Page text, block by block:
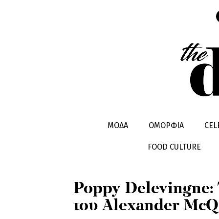
ΜΟΔΑ ΟΜΟΡΦΙΑ
FOOD CULTURE
CELEBRITIES HOT STORIES
Poppy Delevingne:
του Alexander